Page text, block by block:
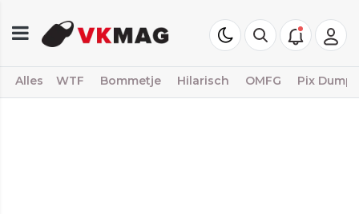
Alles WTF Bommetje Hilarisch OMFG Pix Dump